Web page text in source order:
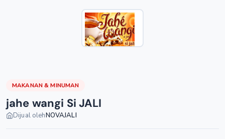
MAKANAN & MINUMAN
jahe wangi Si JALI
Dijual olehNOVAJALI